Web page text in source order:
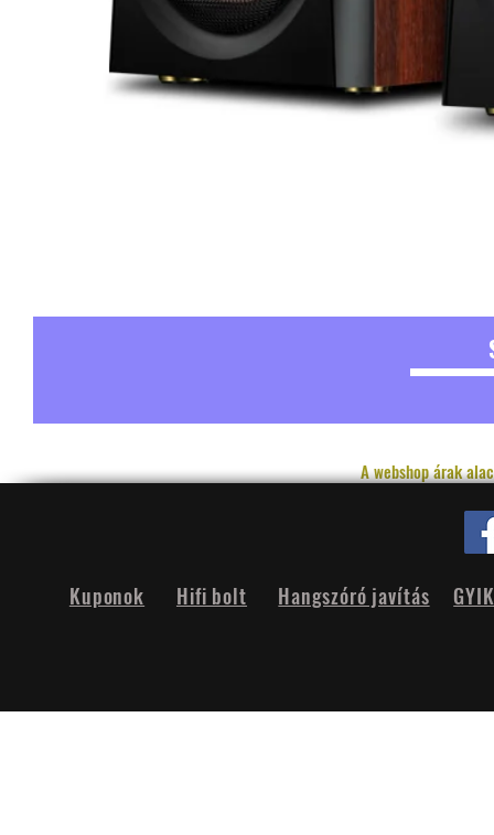
A webshop árak
Hifi bolt
Kuponok Hangszóró javítás GYIK